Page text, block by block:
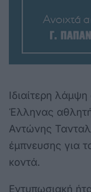
Ιδιαίτερη
Έλληνας
Αντώνης
έμπνευσης για
κοντά.
Εντυπωσιακή